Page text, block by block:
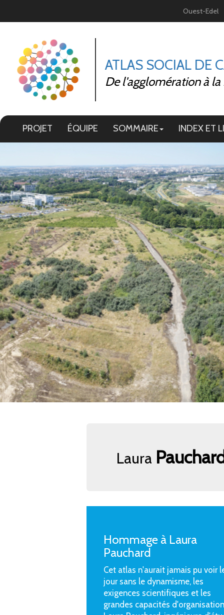
Ouest-Edel
ATLAS SOCIAL DE
De l'agglomération à
PROJET ÉQUIPE SOMMAIRE INDEX ET
Laura
Hommage à Laura
Pauchard
Cet atlas n'aurait jamais pu voir
jour sans le dynamisme, les
exigences scientifiques et les
grandes capacités